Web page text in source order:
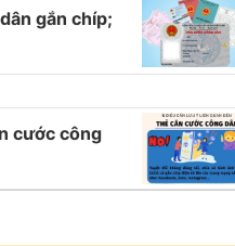
gắn chíp;
cước công